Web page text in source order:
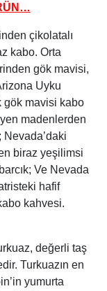
çikolatalı
kabo. Orta
gök mavisi,
Uyku
gök mavisi kabo
madenlerden
biraz yeşilimsi
Ve Nevada
hafif
kahvesi.
değerli taş
Turkuazın en
yumurta